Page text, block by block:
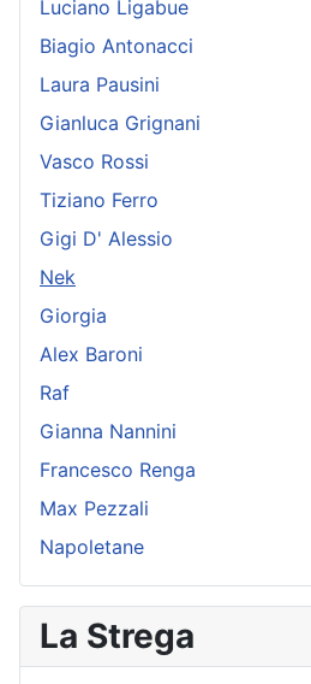
Luciano Ligabue
Biagio Antonacci
Laura Pausini
Gianluca Grignani
Vasco Rossi
Tiziano Ferro
Gigi D' Alessio
Nek
Giorgia
Alex Baroni
Raf
Gianna Nannini
Francesco Renga
Max Pezzali
Napoletane
La Strega